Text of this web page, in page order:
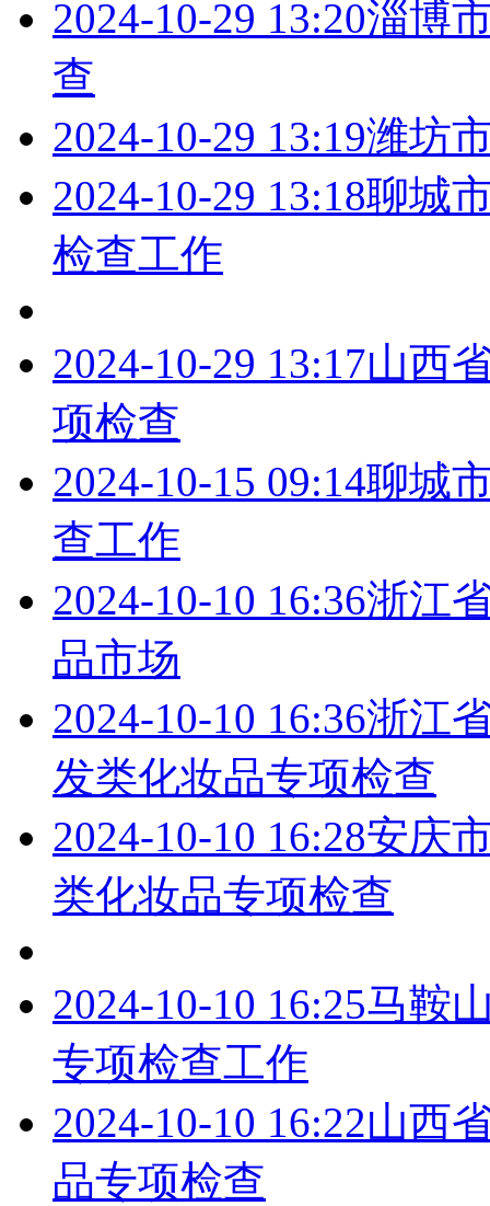
2024-10-29 13:20淄博
查
2024-10-29 13:19潍坊
2024-10-29 13:18聊城
检查工作
2024-10-29 13:17山西
项检查
2024-10-15 09:14聊城
查工作
2024-10-10 16:36浙江
品市场
2024-10-10 16:36浙江
发类化妆品专项检查
2024-10-10 16:28安庆
类化妆品专项检查
2024-10-10 16:25马鞍
专项检查工作
2024-10-10 16:22山西
品专项检查